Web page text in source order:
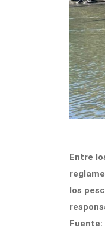
Entre
los
Fuente: